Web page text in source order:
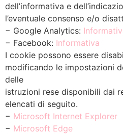
dell’informativa e
l’eventuale consenso e/o
− Google Analytics:
− Facebook: Informativa
I cookie possono essere
modificando le impostazioni
delle
istruzioni rese disponibili dai
elencati di seguito.
− Microsoft Internet Explorer
− Microsoft Edge